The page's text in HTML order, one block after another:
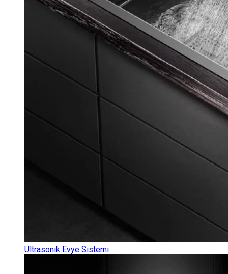
Ultrasonik Evye Sistemi